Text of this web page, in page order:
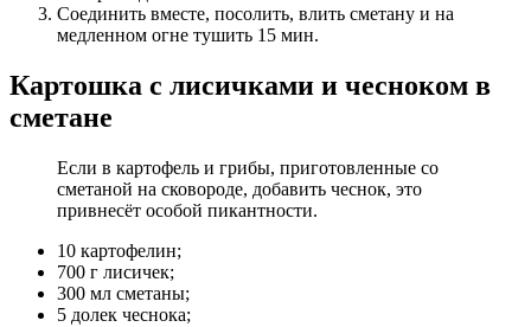
Соединить вместе, посолить, влить сметану и на
медленном огне тушить 15 мин.
Картошка с лисичками и чесноком в
сметане
Если в картофель и грибы, приготовленные со
сметаной на сковороде, добавить чеснок, это
привнесёт особой пикантности.
10 картофелин;
700 г лисичек;
300 мл сметаны;
5 долек чеснока;